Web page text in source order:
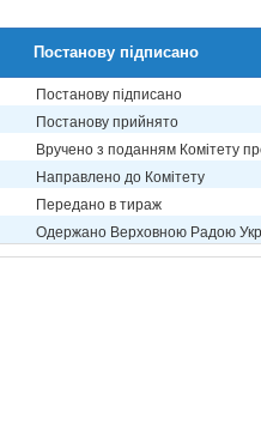
Постанову підписано
Постанову підписано
Постанову прийнято
Вручено з поданням Комітету
Направлено до Комітету
Передано в тираж
Одержано Верховною Радою